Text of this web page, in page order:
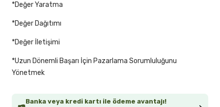
Banka veya kredi kartı ile ödeme avantajı!
*Değer Yaratma
*Değer Dağıtımı
*Değer İletişimi
*Uzun Dönemli Başarı İçin Pazarlama Sorumluluğunu
Yönetmek